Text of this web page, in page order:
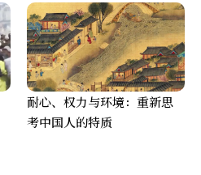
耐心、权力与环境：重新思
考中国人的特质